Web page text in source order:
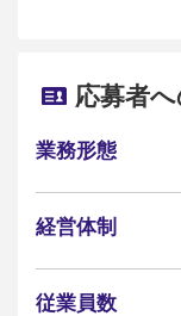
応募者
業務形態
経営体制
従業員数